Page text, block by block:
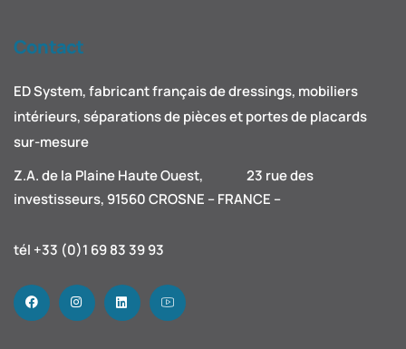
Contact
ED System, fabricant français de dressings, mobiliers
intérieurs, séparations de pièces et portes de placards
sur-mesure
Z.A. de la Plaine Haute Ouest, 23 rue des
investisseurs, 91560 CROSNE – FRANCE –
tél +33 (0)1 69 83 39 93